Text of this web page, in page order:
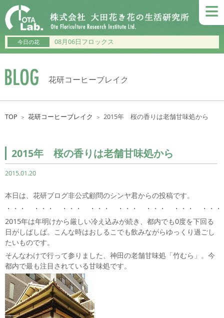
≡
今日の花 08月06日フロックス
花研コーヒーブレイク
TOP ＞ 花研コーヒーブレイク ＞ 2015年 桜の香りは老舗甘味処から
2015年 桜の香りは老舗甘味処から
2015.01.20
本日は、花研ブログ非公式顧問のシンヤ君からの投稿です。
・・・ ・・・ ・・・ ・・・ ・・・ ・・・ ・・・ ・
2015年は年明けから厳しい冷え込みが続き、都内でも0度を下回る
日がしばしば。こんな時はおしるこでも飲みながらゆっくり過ごし
たいものです。
そんなわけで行って参りました、神田の老舗甘味処「竹むら」。今
都内で最も注目されている甘味処です。